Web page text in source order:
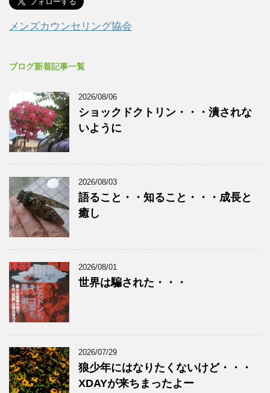
メンズカウンセリング協会
ブログ新着記事一覧
2026/08/06
ショックドクトリン・・・潰されな
いように
2026/08/03
語ること・・知ること・・・成長と
癒し
2026/08/01
世界は騙された・・・
2026/07/29
狼少年にはなりたくないけど・・・
XDAYが来ちまったよー